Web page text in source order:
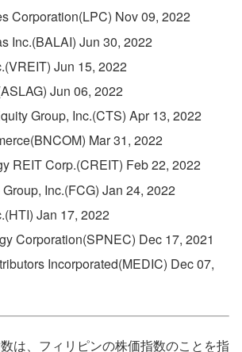
Corporation(LPC) Nov 09, 2022
Inc.(BALAI) Jun 30, 2022
Jun 15, 2022
Jun 06, 2022
Group, Inc.(CTS) Apr 13, 2022
Mar 31, 2022
REIT Corp.(CREIT) Feb 22, 2022
Inc.(FCG) Jan 24, 2022
Jan 17, 2022
Corporation(SPNEC) Dec 17, 2021
Incorporated(MEDIC) Dec 07,
は、フィリピンの株価指数のことを指